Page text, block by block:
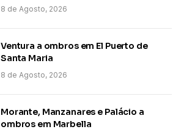
8 de Agosto, 2026
Ventura a ombros em El Puerto de
Santa Maria
8 de Agosto, 2026
Morante, Manzanares e Palácio a
ombros em Marbella